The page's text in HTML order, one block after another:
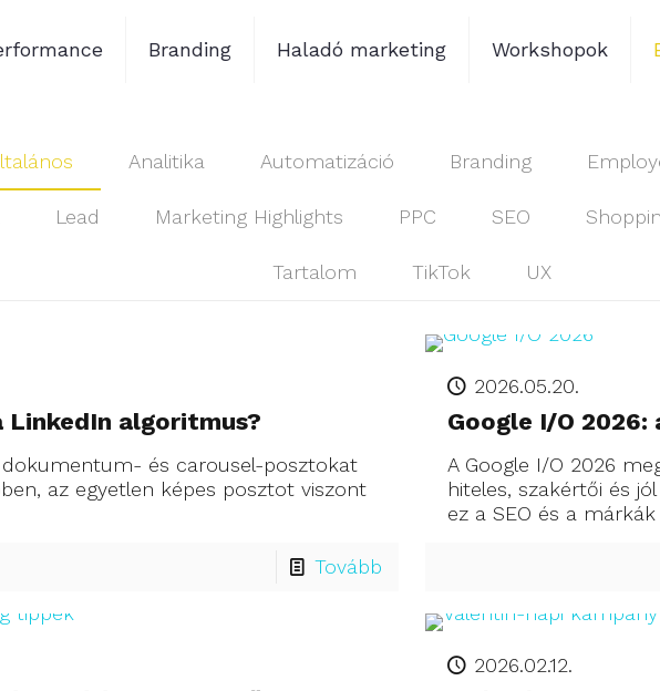
Branding Haladó marketing Workshopok
Analitika Automatizáció Branding
Lead Marketing Highlights PPC SEO
Tartalom TikTok UX
algoritmus?
dokumentum- és carousel-posztokat
az egyetlen képes posztot viszont
Tovább
2026.05.20.
Google I/O
A Google I/O 2026
hiteles, szakértői és
ez a SEO és a
2026.02.12.